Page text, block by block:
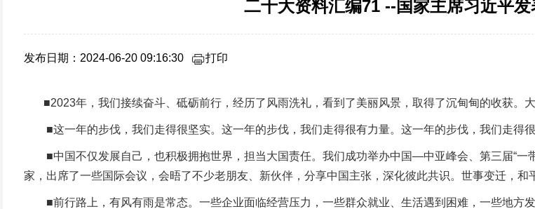
二十大资料汇编71 --国家主席习近平
发布日期：2024-06-20 09:16:30 打印
■2023年，我们接续奋斗、砥砺前行，经历了风雨洗礼，看到了美丽风景，取得了沉甸甸的收获。
■这一年的步伐，我们走得很坚实。这一年的步伐，我们走得很有力量。这一年的步伐，我们走得
■中国不仅发展自己，也积极拥抱世界，担当大国责任。我们成功举办中国—中亚峰会、第三届“一
家，出席了一些国际会议，会晤了不少老朋友、新伙伴，分享中国主张，深化彼此共识。世事变迁，
■前行路上，有风有雨是常态。一些企业面临经营压力，一些群众就业、生活遇到困难，一些地方